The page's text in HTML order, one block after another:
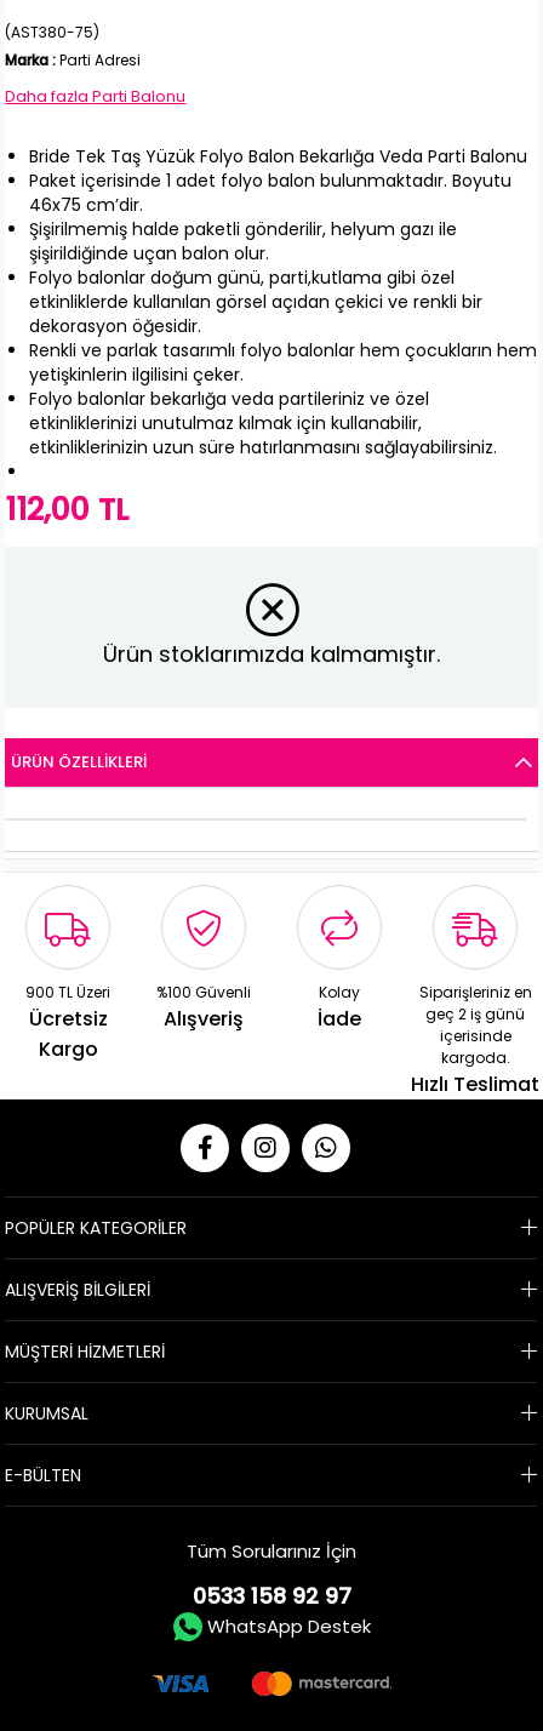
(AST380-75)
Marka : Parti Adresi
Daha fazlaParti Balonu
Bride Tek Taş Yüzük Folyo Balon Bekarlığa Veda Parti Balonu
Paket içerisinde 1 adet folyo balon bulunmaktadır. Boyutu
46x75 cm’dir.
Şişirilmemiş halde paketli gönderilir, helyum gazı ile
şişirildiğinde uçan balon olur.
Folyo balonlar doğum günü, parti,kutlama gibi özel
etkinliklerde kullanılan görsel açıdan çekici ve renkli bir
dekorasyon öğesidir.
Renkli ve parlak tasarımlı folyo balonlar hem çocukların hem
yetişkinlerin ilgilisini çeker.
Folyo balonlar bekarlığa veda partileriniz ve özel
etkinliklerinizi unutulmaz kılmak için kullanabilir,
etkinliklerinizin uzun süre hatırlanmasını sağlayabilirsiniz.
112,00 TL
Ürün stoklarımızda kalmamıştır.
ÜRÜN ÖZELLIKLERI
900 TL Üzeri
Ücretsiz
Kargo
%100 Güvenli
Alışveriş
Kolay
İade
Siparişleriniz en
geç 2 iş günü
içerisinde
kargoda.
Hızlı Teslimat
POPÜLER KATEGORİLER
ALIŞVERİŞ BİLGİLERİ
MÜŞTERİ HİZMETLERİ
KURUMSAL
E-BÜLTEN
Tüm Sorularınız İçin
0533 158 92 97
WhatsApp Destek